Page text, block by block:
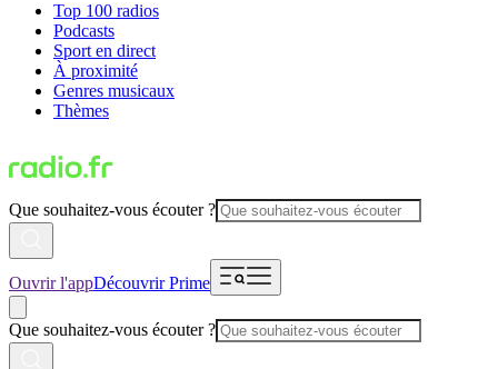
Top 100 radios
Podcasts
Sport en direct
À proximité
Genres musicaux
Thèmes
Que souhaitez-vous écouter ?
Ouvrir l'appDécouvrir Prime
Que souhaitez-vous écouter ?